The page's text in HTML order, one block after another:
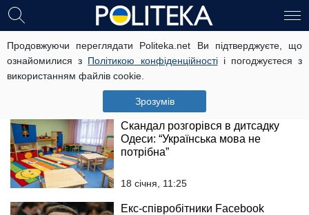
Продовжуючи переглядати Politeka.net Ви підтверджуєте, що
ознайомилися з Політикою конфіденційностіі погоджуєтеся з
використанням файлів cookie.
Зрозумів
Перевірка в Будинку дитини на
Харківщині закінчилася
скандалом: справа дійшла до
Луценка
5 березня, 18:25
Скандал розгорівся в дитсадку
Одеси: “Українська мова не
потрібна”
18 січня, 11:25
Екс-співробітники Facebook